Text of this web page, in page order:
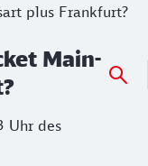
plus Frankfurt?
Main-
Uhr des